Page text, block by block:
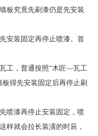
板究竟先刷漆仍是先安装
安装固定再停止喷漆。首
工，普通按照“木匠—瓦工
得先安装固定后再停止刷
喷漆再停止安装固定，喷
样就会拉长装潢的时辰，